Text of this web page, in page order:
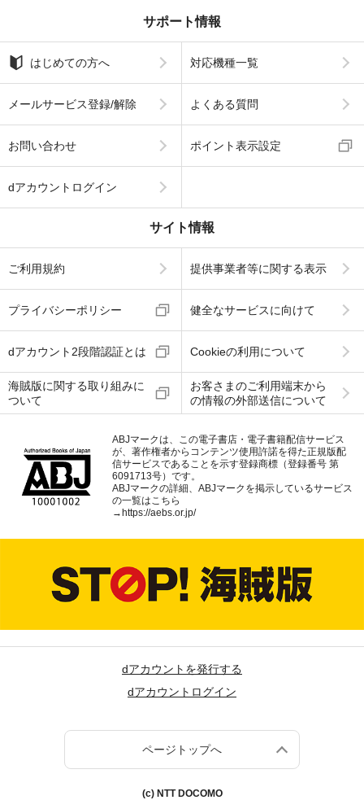
サポート情報
はじめての方へ 対応機種一覧
メールサービス登録/解除 よくある質問
お問い合わせ ポイント表示設定
dアカウントログイン
サイト情報
ご利用規約 提供事業者等に関する表示
プライバシーポリシー 健全なサービスに向けて
dアカウント2段階認証とは Cookieの利用について
海賊版に関する取り組みに
ついて
お客さまのご利用端末から
の情報の外部送信について
ABJマークは、この電子書店・電子書籍配信サービス
が、著作権者からコンテンツ使用許諾を得た正規版配
信サービスであることを示す登録商標（登録番号 第
6091713号）です。
ABJマークの詳細、ABJマークを掲示しているサービス
の一覧はこちら
→ https://aebs.or.jp/
dアカウントを発行する
dアカウントログイン
ページトップへ
(c) NTT DOCOMO